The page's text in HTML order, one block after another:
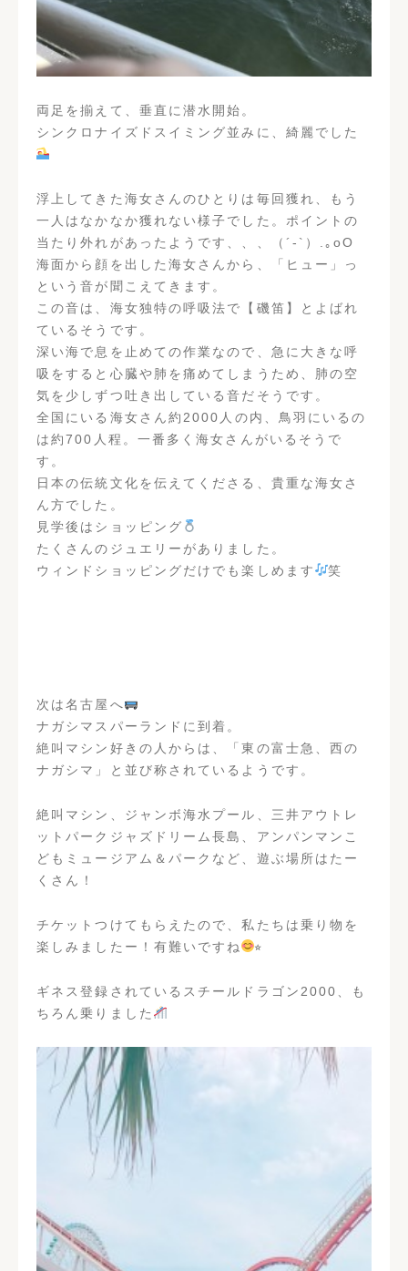
両足を揃えて、垂直に潜水開始。
シンクロナイズドスイミング並みに、綺麗でした
浮上してきた海女さんのひとりは毎回獲れ、もう
一人はなかなか獲れない様子でした。ポイントの
当たり外れがあったようです、、、（´-`）.｡oO
海面から顔を出した海女さんから、「ヒュー」っ
という音が聞こえてきます。
この音は、海女独特の呼吸法で【磯笛】とよばれ
ているそうです。
深い海で息を止めての作業なので、急に大きな呼
吸をすると心臓や肺を痛めてしまうため、肺の空
気を少しずつ吐き出している音だそうです。
全国にいる海女さん約2000人の内、鳥羽にいるの
は約700人程。一番多く海女さんがいるそうで
す。
日本の伝統文化を伝えてくださる、貴重な海女さ
ん方でした。
見学後はショッピング
たくさんのジュエリーがありました。
ウィンドショッピングだけでも楽しめます
笑
次は名古屋へ
ナガシマスパーランドに到着。
絶叫マシン好きの人からは、「東の富士急、西の
ナガシマ」と並び称されているようです。
絶叫マシン、ジャンボ海水プール、三井アウトレ
ットパークジャズドリーム長島、アンパンマンこ
どもミュージアム＆パークなど、遊ぶ場所はたー
くさん！
チケットつけてもらえたので、私たちは乗り物を
楽しみましたー！有難いですね
⭐︎
ギネス登録されているスチールドラゴン2000、も
ちろん乗りました